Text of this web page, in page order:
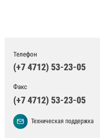
Телефон
(+7 4712) 53-23-05
Факс
(+7 4712) 53-23-05
Техническая поддержка